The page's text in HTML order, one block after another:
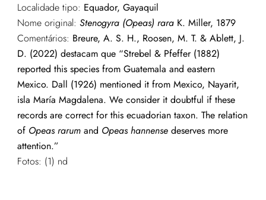
Localidade tipo: Equador, Gayaquil
Nome original: Stenogyra (Opeas) raraK. Miller, 1879
Comentários: Breure, A. S. H., Roosen, M. T. & Ablett, J.
D. (2022) destacam que “Strebel & Pfeffer (1882)
reported this species from Guatemala and eastern
Mexico. Dall (1926) mentioned it from Mexico, Nayarit,
isla María Magdalena. We consider it doubtful if these
records are correct for this ecuadorian taxon. The relation
of Opeas rarumand Opeas hannensedeserves more
attention.”
Fotos: (1) nd